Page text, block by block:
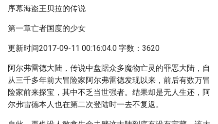
序幕海盗王贝拉的传说
第一章亡者国度的少女
更新时间2017-09-11 00:16:04.0 字数：3620
阿尔弗雷德大陆，传说中盘踞众多魔物亡灵的罪恶大陆，自
从三千多年前大冒险家阿尔弗雷德发现以来，前后有数万冒
险家前来探宝，其中不乏当世强者。结果却是无人生还，阿
尔弗雷德本人也在第二次登陆时一去不复返。